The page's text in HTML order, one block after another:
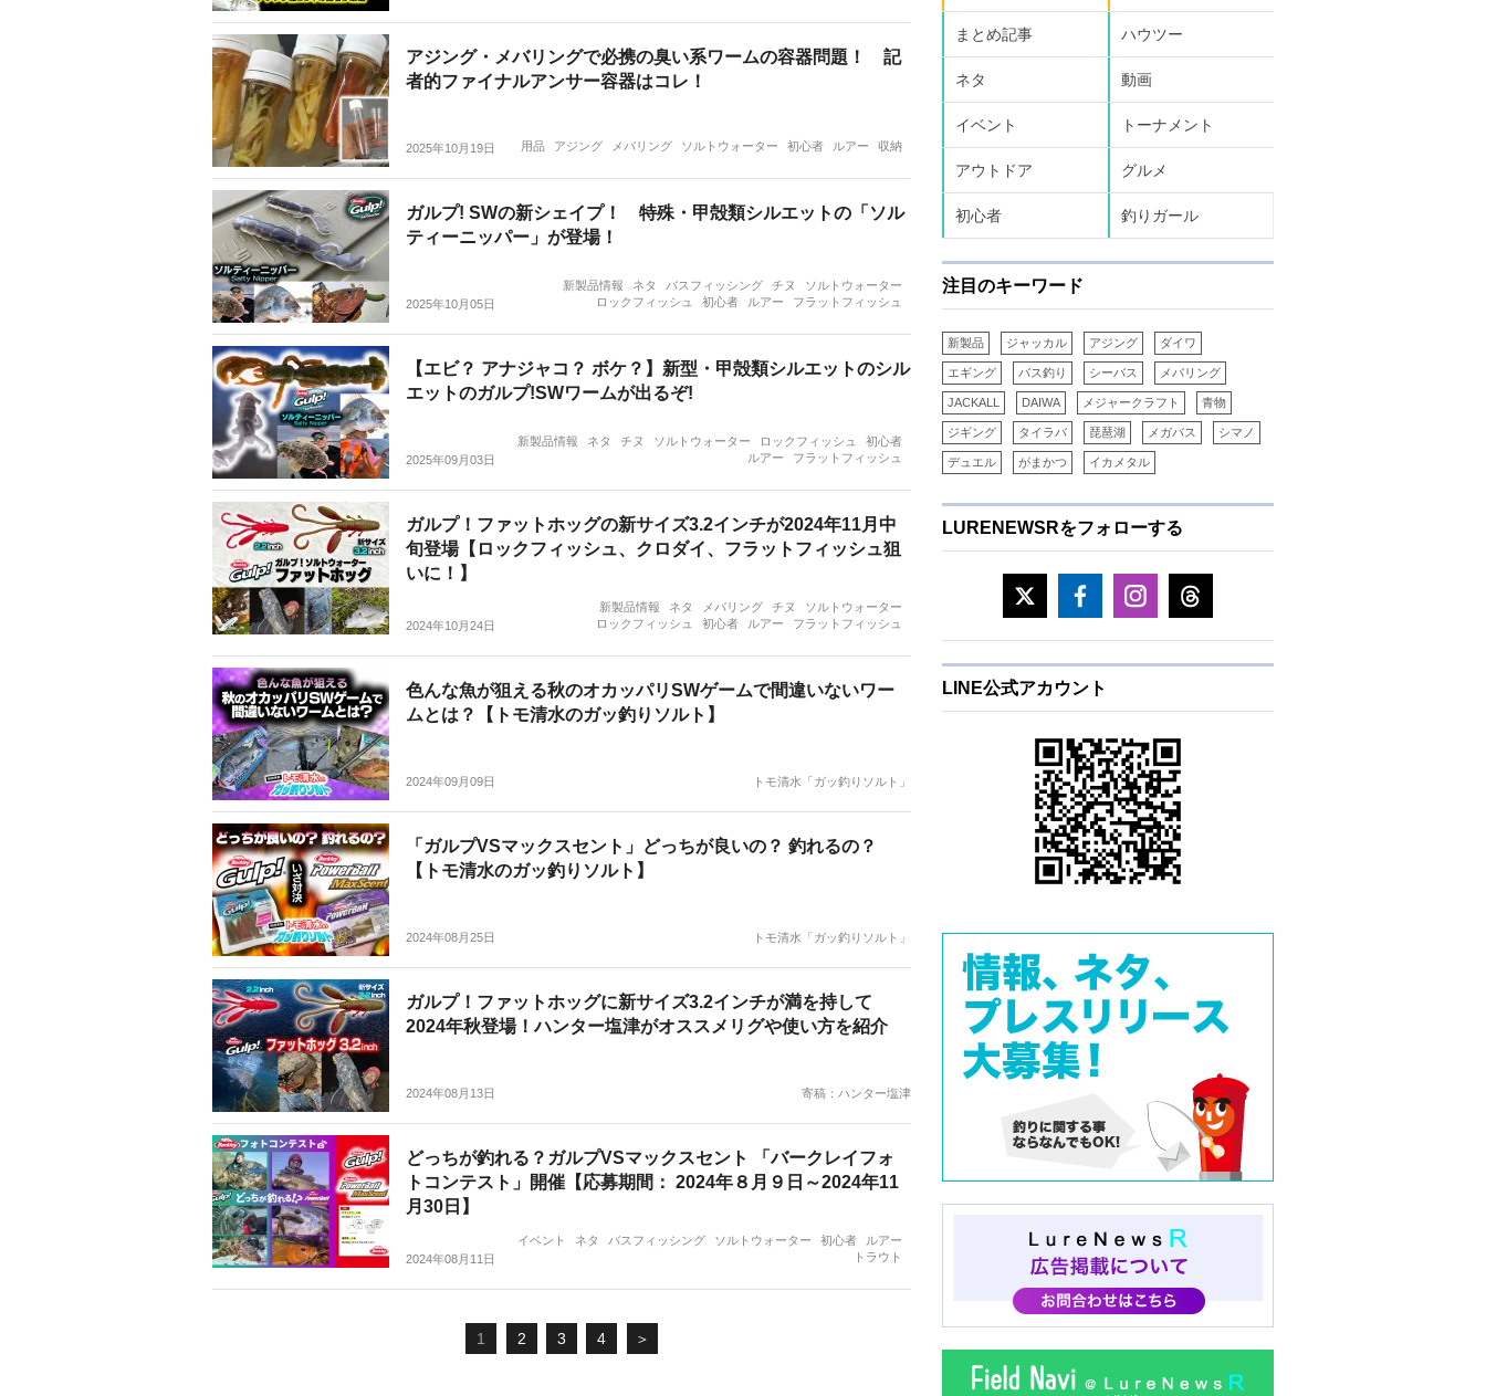
アジング・メバリングで必携の臭い系ワームの容器問題！ 記
者的ファイナルアンサー容器はコレ！
2025年10月19日 用品 アジング メバリング ソルトウォーター 初心者 ルアー 収納
ガルプ! SWの新シェイプ！ 特殊・甲殻類シルエットの「ソル
ティーニッパー」が登場！
2025年10月05日
新製品情報 ネタ バスフィッシング チヌ
ソルトウォーター
ロックフィッシュ
初心者 ルアー フラットフィッシュ
【エビ？ アナジャコ？ ボケ？】新型・甲殻類シルエットのシル
エットのガルプ!SWワームが出るぞ!
2025年09月03日
新製品情報 ネタ チヌ ソルトウォーター ロックフィッシュ
初心者
ルアー
フラットフィッシュ
ガルプ！ファットホッグの新サイズ3.2インチが2024年11月中
旬登場【ロックフィッシュ、クロダイ、フラットフィッシュ狙
いに！】
2024年10月24日
新製品情報 ネタ メバリング チヌ
ソルトウォーター
ロックフィッシュ
初心者 ルアー フラットフィッシュ
色んな魚が狙える秋のオカッパリSWゲームで間違いないワー
ムとは？【トモ清水のガッ釣りソルト】
2024年09月09日 トモ清水「ガッ釣りソルト」
「ガルプVSマックスセント」どっちが良いの？ 釣れるの？
【トモ清水のガッ釣りソルト】
2024年08月25日 トモ清水「ガッ釣りソルト」
ガルプ！ファットホッグに新サイズ3.2インチが満を持して
2024年秋登場！ハンター塩津がオススメリグや使い方を紹介
2024年08月13日 寄稿：ハンター塩津
どっちが釣れる？ガルプVSマックスセント 「バークレイフォ
トコンテスト」開催【応募期間： 2024年８月９日～2024年11
月30日】
2024年08月11日
イベント ネタ バスフィッシング ソルトウォーター 初心者
ルアー
トラウト
1 2 3 4 ＞
まとめ記事 ハウツー
ネタ 動画
イベント トーナメント
アウトドア グルメ
初心者 釣りガール
注目のキーワード
新製品 ジャッカル アジング ダイワ
エギング バス釣り シーバス メバリング
JACKALL DAIWA メジャークラフト 青物
ジギング タイラバ 琵琶湖 メガバス シマノ
デュエル がまかつ イカメタル
LURENEWSRをフォローする
LINE公式アカウント